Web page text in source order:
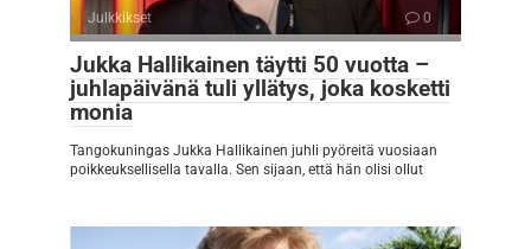
Julkkikset 0
Jukka Hallikainen täytti 50 vuotta –
juhlapäivänä tuli yllätys, joka kosketti
monia
Tangokuningas Jukka Hallikainen juhli pyöreitä vuosiaan
poikkeuksellisella tavalla. Sen sijaan, että hän olisi ollut